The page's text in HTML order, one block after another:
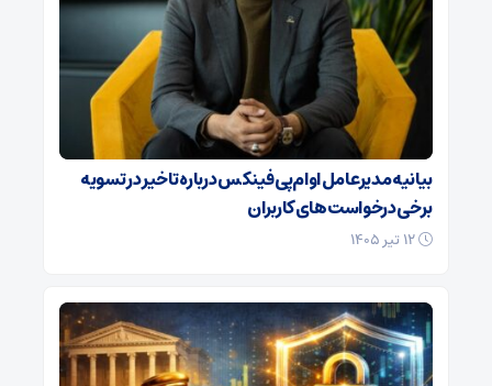
بیانیه مدیرعامل او‌ام‌پی فینکس درباره تاخیر در تسویه
برخی درخواست‌های کاربران